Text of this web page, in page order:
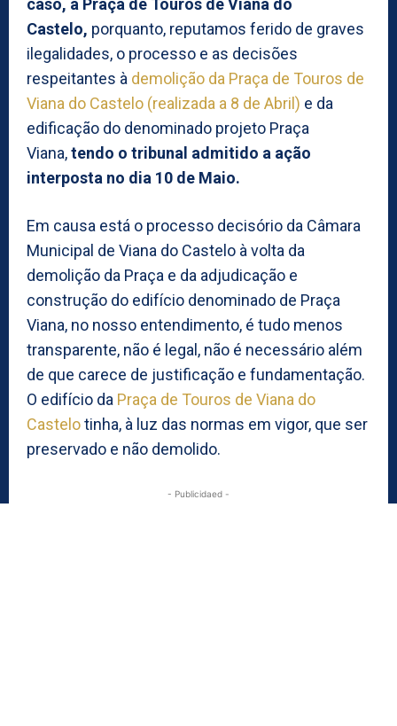
caso, a Praça de Touros de Viana do
Castelo, porquanto, reputamos ferido de graves
ilegalidades, o processo e as decisões
respeitantes à demolição da Praça de Touros de
Viana do Castelo (realizada a 8 de Abril) e da
edificação do denominado projeto Praça
Viana,tendo o tribunal admitido a ação
interposta no dia 10 de Maio.
Em causa está o processo decisório da Câmara
Municipal de Viana do Castelo à volta da
demolição da Praça e da adjudicação e
construção do edifício denominado de Praça
Viana, no nosso entendimento, é tudo menos
transparente, não é legal, não é necessário além
de que carece de justificação e fundamentação.
O edifício da Praça de Touros de Viana do
Castelotinha, à luz das normas em vigor, que ser
preservado e não demolido.
- Publicidaed -